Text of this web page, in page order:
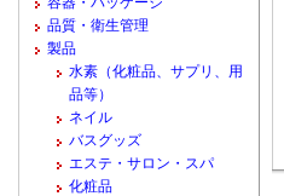
品質・衛生管理
製品
水素（化粧品、サプリ、用
品等）
ネイル
バスグッズ
エステ・サロン・スパ
化粧品